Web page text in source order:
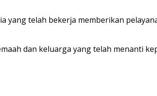
yang telah bekerja memberikan
dan keluarga yang telah menanti